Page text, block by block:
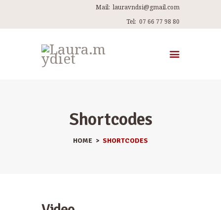
Mail: lauravndsi@gmail.com
Tel: 07 66 77 98 80
Shortcodes
HOME SHORTCODES
ACCUEIL
RECETTES
ARTICLES